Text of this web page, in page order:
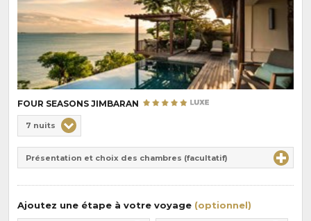
FOUR SEASONS JIMBARAN
de
pension
:
Durée
7 nuits
Présentation et choix des chambres (facultatif)
Ajoutez une étape à votre voyage (optionnel)